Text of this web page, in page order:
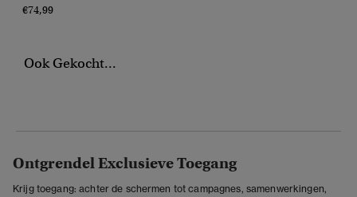
€74,99
Ook Gekocht...
Ontgrendel Exclusieve Toegang
Krijg toegang: achter de schermen tot campagnes, samenwerkingen,